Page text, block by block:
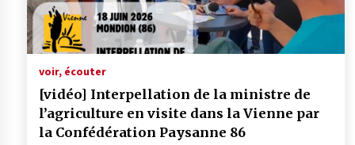
voir, écouter
[vidéo] Interpellation de la ministre de
l’agriculture en visite dans la Vienne par
la Confédération Paysanne 86